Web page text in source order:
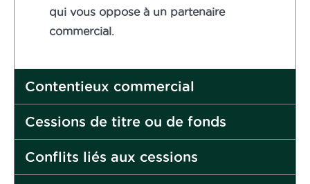
qui vous oppose à un partenaire
commercial.
Contentieux commercial
Cessions de titre ou de fonds
Conflits liés aux cessions